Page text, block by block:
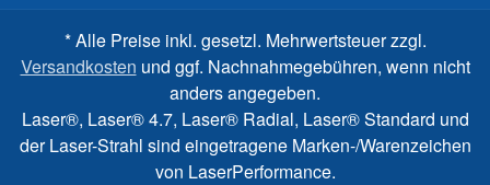
* Alle Preise inkl. gesetzl. Mehrwertsteuer zzgl.
Versandkosten und ggf. Nachnahmegebühren, wenn nicht
anders angegeben.
Laser®, Laser® 4.7, Laser® Radial, Laser® Standard und
der Laser-Strahl sind eingetragene Marken-/Warenzeichen
von LaserPerformance.